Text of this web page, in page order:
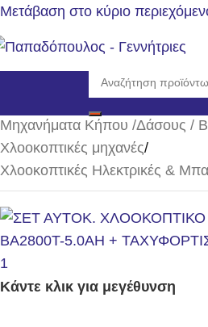
Μετάβαση στο κύριο
Αρχική σελίδα/
Μηχανήματα Κήπου /Δάσους /
Χλοοκοπτικές μηχανές/
Χλοοκοπτικές Ηλεκτρικές &
Κάντε κλικ για μεγέθυνση